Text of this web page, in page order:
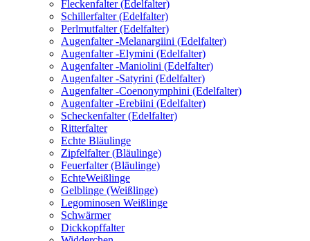
Fleckenfalter (Edelfalter)
Schillerfalter (Edelfalter)
Perlmutfalter (Edelfalter)
Augenfalter -Melanargiini (Edelfalter)
Augenfalter -Elymini (Edelfalter)
Augenfalter -Maniolini (Edelfalter)
Augenfalter -Satyrini (Edelfalter)
Augenfalter -Coenonymphini (Edelfalter)
Augenfalter -Erebiini (Edelfalter)
Scheckenfalter (Edelfalter)
Ritterfalter
Echte Bläulinge
Zipfelfalter (Bläulinge)
Feuerfalter (Bläulinge)
EchteWeißlinge
Gelblinge (Weißlinge)
Legominosen Weißlinge
Schwärmer
Dickkopffalter